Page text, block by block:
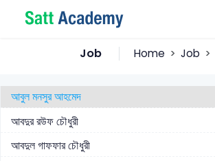
Job Home Job
আবুল ফজল (সাহিত্যিক)
আবুল মনসুর আহমেদ
আবদুর রউফ চৌধুরী
আবদুল গাফফার চৌধুরী